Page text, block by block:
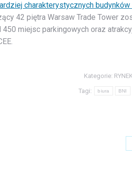
charakterystycznych
42 piętra Warsaw Trade Tower
miejsc parkingowych oraz
Kategorie:
Tagi: biura BNI